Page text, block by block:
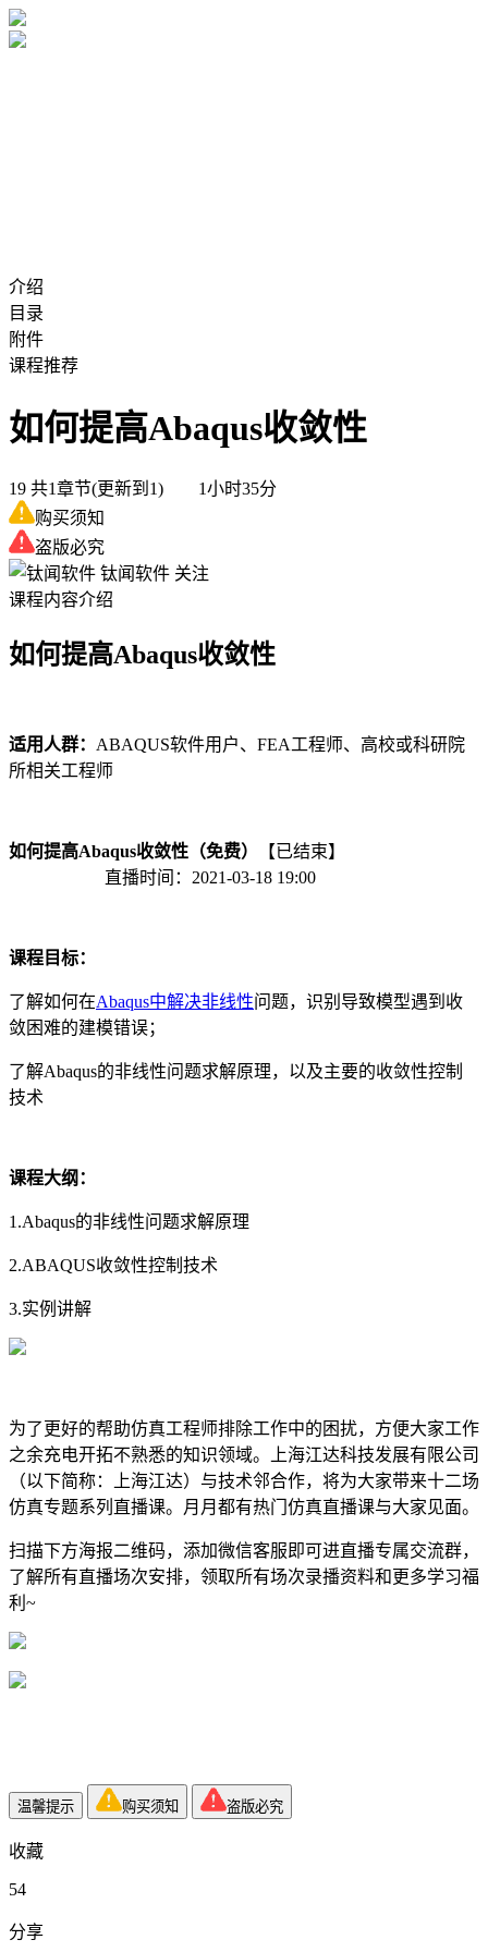
介绍
目录
附件
课程推荐
如何提高Abaqus收敛性
19 共1章节(更新到1) 1小时35分
购买须知
盗版必究
钛闻软件 关注
课程内容介绍
如何提高Abaqus收敛性
适用人群： ABAQUS软件用户、FEA工程师、高校或科研院
所相关工程师
如何提高Abaqus收敛性 （免费）
【已结束】
直播时间：2021-03-18 19:00
课程目标：
了解如何在Abaqus中解决非线性问题，识别导致模型遇到收
敛困难的建模错误；
了解Abaqus的非线性问题求解原理，以及主要的收敛性控制
技术
课程大纲：
1.Abaqus的非线性问题求解原理
2.ABAQUS收敛性控制技术
3.实例讲解
为了更好的帮助仿真工程师排除工作中的困扰，方便大家工作
之余充电开拓不熟悉的知识领域。上海江达科技发展有限公司
（以下简称：上海江达）与技术邻合作，将为大家带来十二场
仿真专题系列直播课。月月都有热门仿真直播课与大家见面。
扫描下方海报二维码，添加微信客服即可进直播专属交流群，
了解所有直播场次安排，领取所有场次录播资料和更多学习福
利~
温馨提示 购买须知 盗版必究
收藏
54
分享